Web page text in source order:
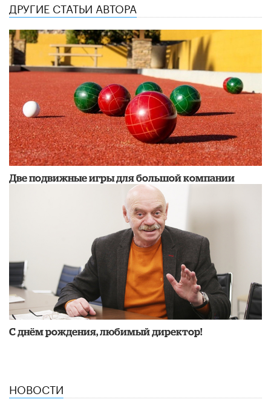
ДРУГИЕ СТАТЬИ АВТОРА
Две подвижные игры для большой компании
С днём рождения, любимый директор!
НОВОСТИ